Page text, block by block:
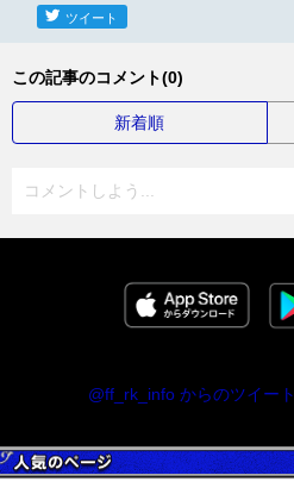
ツイート
この記事のコメント(0)
新着順
コメントしよう...
@ff_rk_info からのツイート